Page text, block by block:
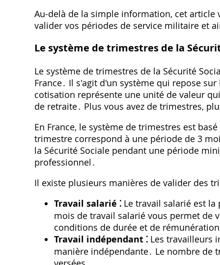
Au-delà de la simple information, cet
valider vos périodes de service militaire et
Le système de trimestres de la
Le système de trimestres de la Sécurité
France․ Il s'agit d'un système qui repose
cotisation représente une unité de valeur
de retraite․ Plus vous avez de trimestres,
En France, le système de trimestres est
trimestre correspond à une période de 3
la Sécurité Sociale pendant une période
professionnel․
Il existe plusieurs manières de valider des
Travail salarié ⁚ Le travail salarié est
mois de travail salarié vous permet de
conditions de durée et de
Travail indépendant ⁚ Les travailleurs
manière indépendante․ Le nombre de